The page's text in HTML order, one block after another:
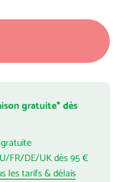
gratuite* dès
FR/DE/UK dès 95 €
les tarifs & délais